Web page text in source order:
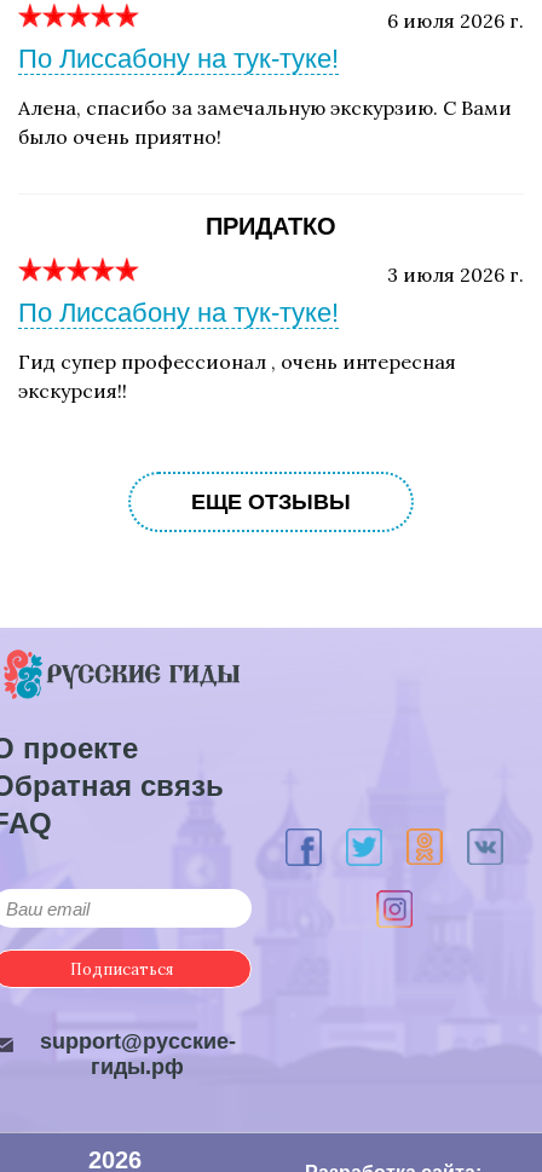
6 июля 2026 г.
По Лиссабону на тук-туке!
Алена, спасибо за замечальную экскурзию. С Вами
было очень приятно!
ПРИДАТКО
3 июля 2026 г.
По Лиссабону на тук-туке!
Гид супер профессионал , очень интересная
экскурсия!!
ЕЩЕ ОТЗЫВЫ
проекте
связь
Подписаться
support@русские-
гиды.рф
2026